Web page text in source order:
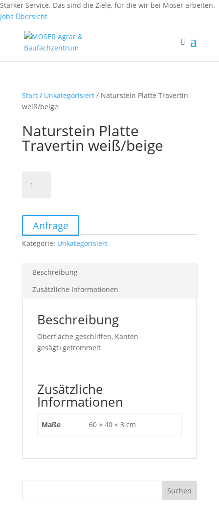
Fax: (0 84 56) 91 86 90 - 50
Fax: (0 94 42) 92 10 83 - 50
Starker Service. Das sind die Ziele, für die wir bei Moser arbeiten.
Jobs Übersicht
Start/ Unkategorisiert/ Naturstein Platte Travertin
weiß/beige
Naturstein Platte
Travertin weiß/beige
Platte
Menge
Anfrage
Kategorie: Unkategorisiert
Beschreibung
Zusätzliche Informationen
Beschreibung
Oberfläche geschliffen, Kanten
gesägt+getrommelt
Zusätzliche
Informationen
Maße 60 × 40 × 3 cm